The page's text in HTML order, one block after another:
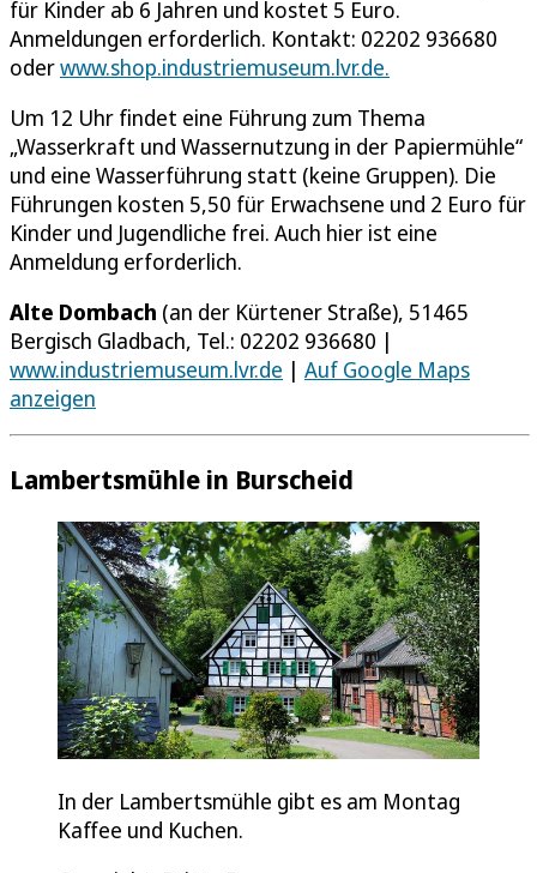
für Kinder ab 6 Jahren und kostet 5 Euro.
Anmeldungen erforderlich. Kontakt: 02202 936680
oderwww.shop.industriemuseum.lvr.de.
Um 12 Uhr findet eine Führung zum Thema
„Wasserkraft und Wassernutzung in der Papiermühle“
und eine Wasserführung statt (keine Gruppen). Die
Führungen kosten 5,50 für Erwachsene und 2 Euro für
Kinder und Jugendliche frei. Auch hier ist eine
Anmeldung erforderlich.
Alte Dombach (an der Kürtener Straße), 51465
Bergisch Gladbach, Tel.: 02202 936680 |
www.industriemuseum.lvr.de | Auf Google Maps
anzeigen
Lambertsmühle in Burscheid
In der Lambertsmühle gibt es am Montag
Kaffee und Kuchen.